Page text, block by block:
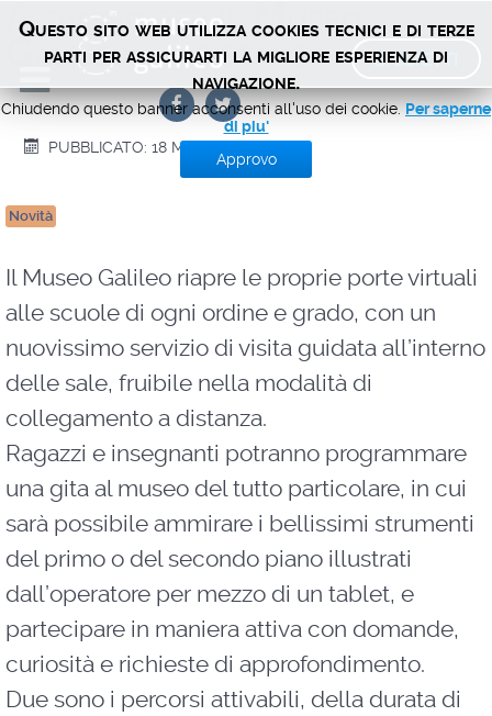
BIGLIETTI
A spasso per il Museo
Galileo… a distanza
PUBBLICATO: 18 MAGGIO 2020
Novità
Il Museo Galileo riapre le proprie porte virtuali
alle scuole di ogni ordine e grado, con un
nuovissimo servizio di visita guidata all’interno
delle sale, fruibile nella modalità di
collegamento a distanza.
Ragazzi e insegnanti potranno programmare
una gita al museo del tutto particolare, in cui
sarà possibile ammirare i bellissimi strumenti
del primo o del secondo piano illustrati
dall’operatore per mezzo di un tablet, e
partecipare in maniera attiva con domande,
curiosità e richieste di approfondimento.
Due sono i percorsi attivabili, della durata di
Questo sito web utilizza cookies tecnici e di terze
parti per assicurarti la migliore esperienza di
navigazione.
Chiudendo questo banner acconsenti all'uso dei cookie. Per saperne
di piu'
Approvo